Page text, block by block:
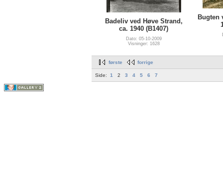
Badeliv ved Høve Strand,
ca. 1940 (B1407)
Dato: 05-10-2009
Visninger: 1628
Bugten
første forrige
Side: 1 2 3 4 5 6 7